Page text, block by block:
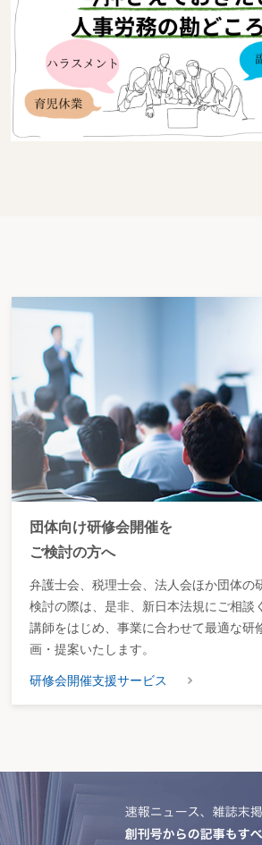
団体向け研修会開催を
ご検討の方へ
弁護士会、税理士会、法人会ほか団体の
検討の際は、是非、新日本法規にご相談
講師をはじめ、事業に合わせて最適な研
画・提案いたします。
研修会開催支援サービス